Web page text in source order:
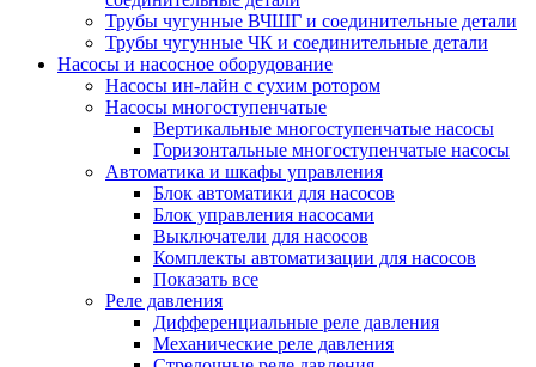
Трубы чугунные ВЧШГ и соединительные детали
Трубы чугунные ЧК и соединительные детали
Насосы и насосное оборудование
Насосы ин-лайн с сухим ротором
Насосы многоступенчатые
Вертикальные многоступенчатые насосы
Горизонтальные многоступенчатые насосы
Автоматика и шкафы управления
Блок автоматики для насосов
Блок управления насосами
Выключатели для насосов
Комплекты автоматизации для насосов
Показать все
Реле давления
Дифференциальные реле давления
Механические реле давления